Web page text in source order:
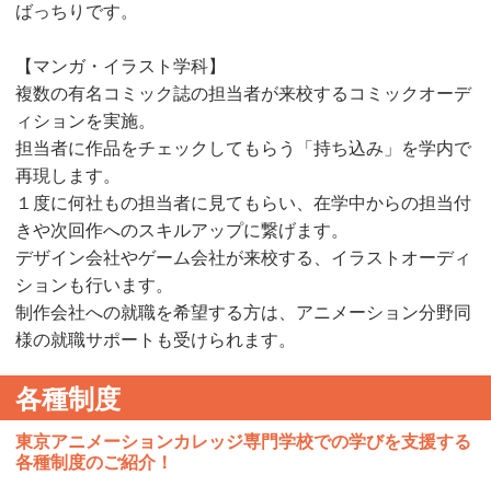
ばっちりです。
【マンガ・イラスト学科】
複数の有名コミック誌の担当者が来校するコミックオーデ
ィションを実施。
担当者に作品をチェックしてもらう「持ち込み」を学内で
再現します。
１度に何社もの担当者に⾒てもらい、在学中からの担当付
きや次回作へのスキルアップに繋げます。
デザイン会社やゲーム会社が来校する、イラストオーディ
ションも⾏います。
制作会社への就職を希望する方は、アニメーション分野同
様の就職サポートも受けられます。
各種制度
東京アニメーションカレッジ専門学校での学びを支援する
各種制度のご紹介！